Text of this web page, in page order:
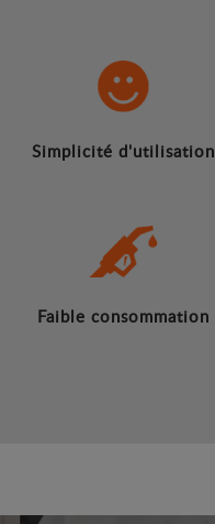
Simplicité d'utilisation
Faible consommation